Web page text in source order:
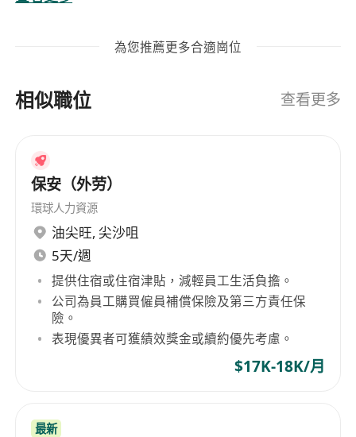
為您推薦更多合適崗位
相似職位 查看更多
保安（外劳）
環球人力資源
油尖旺, 尖沙咀
5天/週
提供住宿或住宿津貼，減輕員工生活負擔。
公司為員工購買僱員補償保險及第三方責任保
險。
表現優異者可獲績效獎金或續約優先考慮。
$17K-18K/月
最新